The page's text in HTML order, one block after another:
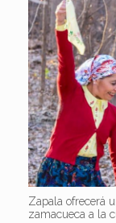
Zapala ofrecerá
zamacueca a la